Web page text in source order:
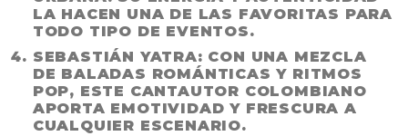
LA HACEN UNA DE LAS FAVORITAS PARA
TODO TIPO DE EVENTOS.
SEBASTIÁN YATRA: CON UNA MEZCLA
DE BALADAS ROMÁNTICAS Y RITMOS
POP, ESTE CANTAUTOR COLOMBIANO
APORTA EMOTIVIDAD Y FRESCURA A
CUALQUIER ESCENARIO.